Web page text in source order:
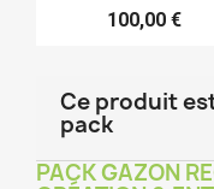
100,00 €
Ce produit
pack
PACK GAZON